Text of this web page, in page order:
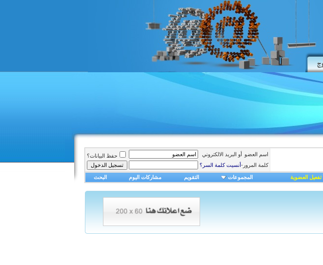
اسم العضو أو البريد الالكتروني
حفظ البيانات؟
كلمة المرور-أنسيت كلمة السر؟
تفعيل العضوية المجموعات التقويم مشاركات اليوم البحث